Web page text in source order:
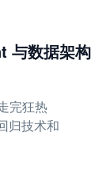
与数据架构
完狂热
归技术和